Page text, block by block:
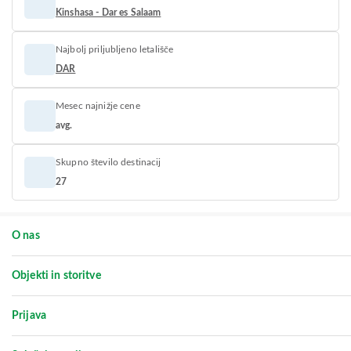
Kinshasa - Dar es Salaam
Najbolj priljubljeno letališče
DAR
Mesec najnižje cene
avg.
Skupno število destinacij
27
O nas
Objekti in storitve
Prijava